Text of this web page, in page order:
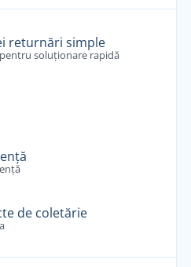
returnări simple
soluționare rapidă
de coletărie